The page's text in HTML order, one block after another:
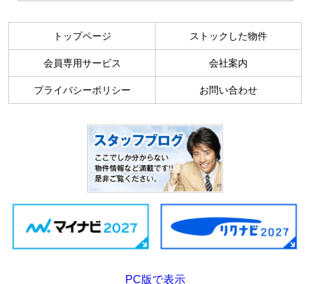
トップページ ストックした物件
会員専用サービス 会社案内
プライバシーポリシー お問い合わせ
PC版で表示